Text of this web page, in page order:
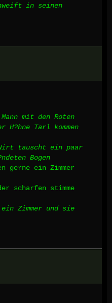
in seinen
mit den Roten
H?hne Tarl kommen
tauscht ein paar
Bogen
gerne ein Zimmer
scharfen stimme
Zimmer und sie